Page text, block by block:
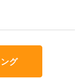
グ